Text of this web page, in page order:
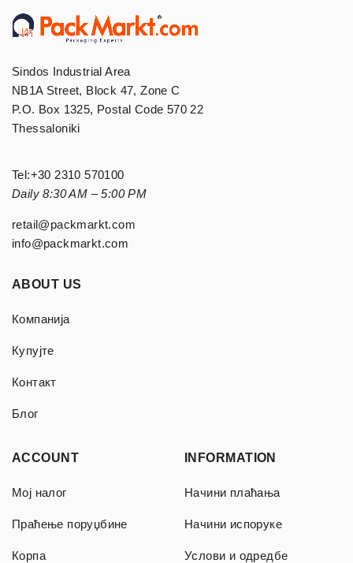
Sindos Industrial Area
NB1A Street, Block 47, Zone C
P.O. Box 1325, Postal Code 570 22
Thessaloniki
Tel:+30 2310 570100
Daily 8:30 AM – 5:00 PM
retail@packmarkt.com
info@packmarkt.com
ABOUT US
Компанија
Купујте
Контакт
Блог
ACCOUNT
Мој налог
Праћење поруџбине
Корпа
INFORMATION
Начини плаћања
Начини испоруке
Услови и одредбе